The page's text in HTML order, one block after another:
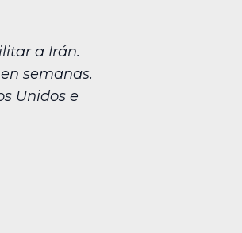
a Irán.
semanas.
Unidos e